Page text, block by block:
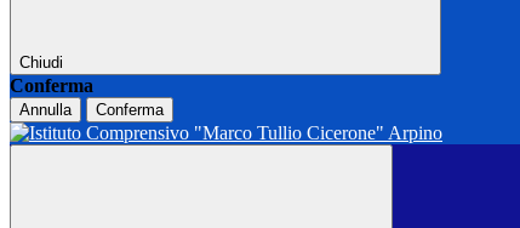
Chiudi
Conferma
Annulla Conferma